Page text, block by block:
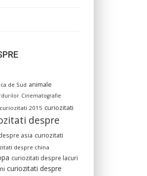
de Sud animale
Cinematografie
curiozitati 2015 curiozitati
despre
asia curiozitati
despre china
curiozitati despre lacuri
curiozitati despre